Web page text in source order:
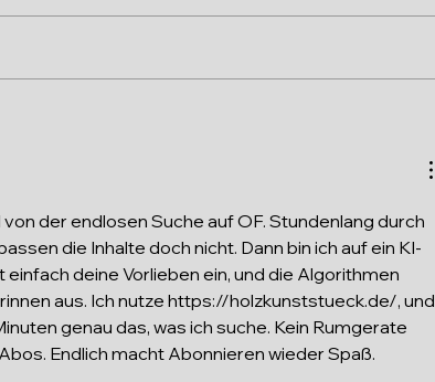
der endlosen Suche auf OF. Stundenlang durch
die Inhalte doch nicht. Dann bin ich auf ein KI-
deine Vorlieben ein, und die Algorithmen
aus. Ich nutze https://holzkunststueck.de/, und
genau das, was ich suche. Kein Rumgerate
Endlich macht Abonnieren wieder Spaß.